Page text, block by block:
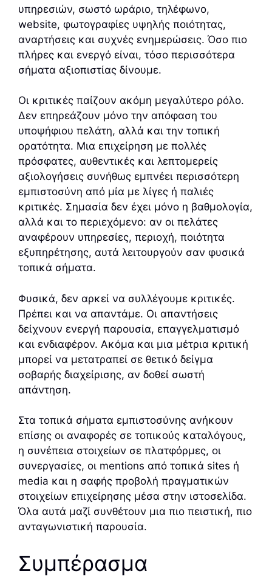
υπηρεσιών, σωστό ωράριο, τηλέφωνο,
website, φωτογραφίες υψηλής ποιότητας,
αναρτήσεις και συχνές ενημερώσεις. Όσο πιο
πλήρες και ενεργό είναι, τόσο περισσότερα
σήματα αξιοπιστίας δίνουμε.
Οι κριτικές παίζουν ακόμη μεγαλύτερο ρόλο.
Δεν επηρεάζουν μόνο την απόφαση του
υποψήφιου πελάτη, αλλά και την τοπική
ορατότητα. Μια επιχείρηση με πολλές
πρόσφατες, αυθεντικές και λεπτομερείς
αξιολογήσεις συνήθως εμπνέει περισσότερη
εμπιστοσύνη από μία με λίγες ή παλιές
κριτικές. Σημασία δεν έχει μόνο η βαθμολογία,
αλλά και το περιεχόμενο: αν οι πελάτες
αναφέρουν υπηρεσίες, περιοχή, ποιότητα
εξυπηρέτησης, αυτά λειτουργούν σαν φυσικά
τοπικά σήματα.
Φυσικά, δεν αρκεί να συλλέγουμε κριτικές.
Πρέπει και να απαντάμε. Οι απαντήσεις
δείχνουν ενεργή παρουσία, επαγγελματισμό
και ενδιαφέρον. Ακόμα και μια μέτρια κριτική
μπορεί να μετατραπεί σε θετικό δείγμα
σοβαρής διαχείρισης, αν δοθεί σωστή
απάντηση.
Στα τοπικά σήματα εμπιστοσύνης ανήκουν
επίσης οι αναφορές σε τοπικούς καταλόγους,
η συνέπεια στοιχείων σε πλατφόρμες, οι
συνεργασίες, οι mentions από τοπικά sites ή
media και η σαφής προβολή πραγματικών
στοιχείων επιχείρησης μέσα στην ιστοσελίδα.
Όλα αυτά μαζί συνθέτουν μια πιο πειστική, πιο
ανταγωνιστική παρουσία.
Συμπέρασμα